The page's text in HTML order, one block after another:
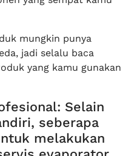
mungkin punya
jadi selalu baca
yang kamu gunakan
Selain
seberapa
melakukan